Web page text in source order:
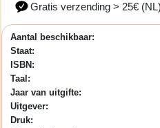
Gratis verzending > 25€ (NL)
Aantal beschikbaar:
Staat:
ISBN:
Taal:
Jaar van uitgifte:
Uitgever:
Druk: